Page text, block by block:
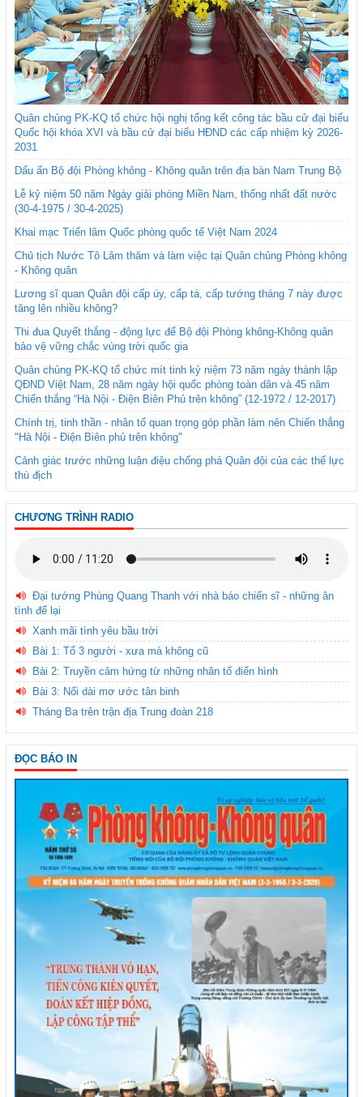
Quân chủng PK-KQ tổ chức hội nghị tổng kết công tác bầu cử đại biểu
Quốc hội khóa XVI và bầu cử đại biểu HĐND các cấp nhiệm kỳ 2026-
2031
Dấu ấn Bộ đội Phòng không - Không quân trên địa bàn Nam Trung Bộ
Lễ kỷ niệm 50 năm Ngày giải phóng Miền Nam, thống nhất đất nước
(30-4-1975 / 30-4-2025)
Khai mạc Triển lãm Quốc phòng quốc tế Việt Nam 2024
Chủ tịch Nước Tô Lâm thăm và làm việc tại Quân chủng Phòng không
- Không quân
Lương sĩ quan Quân đội cấp úy, cấp tá, cấp tướng tháng 7 này được
tăng lên nhiều không?
Thi đua Quyết thắng - động lực để Bộ đội Phòng không-Không quân
bảo vệ vững chắc vùng trời quốc gia
Quân chủng PK-KQ tổ chức mít tinh kỷ niệm 73 năm ngày thành lập
QĐND Việt Nam, 28 năm ngày hội quốc phòng toàn dân và 45 năm
Chiến thắng “Hà Nội - Điện Biên Phủ trên không” (12-1972 / 12-2017)
Chính trị, tinh thần - nhân tố quan trọng góp phần làm nên Chiến thắng
"Hà Nội - Điện Biên phủ trên không"
Cảnh giác trước những luận điệu chống phá Quân đội của các thế lực
thù địch
CHƯƠNG TRÌNH RADIO
Đại tướng Phùng Quang Thanh với nhà báo chiến sĩ - những ân
tình để lại
Xanh mãi tình yêu bầu trời
Bài 1: Tổ 3 người - xưa mà không cũ
Bài 2: Truyền cảm hứng từ những nhân tố điển hình
Bài 3: Nối dài mơ ước tân binh
Tháng Ba trên trận địa Trung đoàn 218
ĐỌC BÁO IN